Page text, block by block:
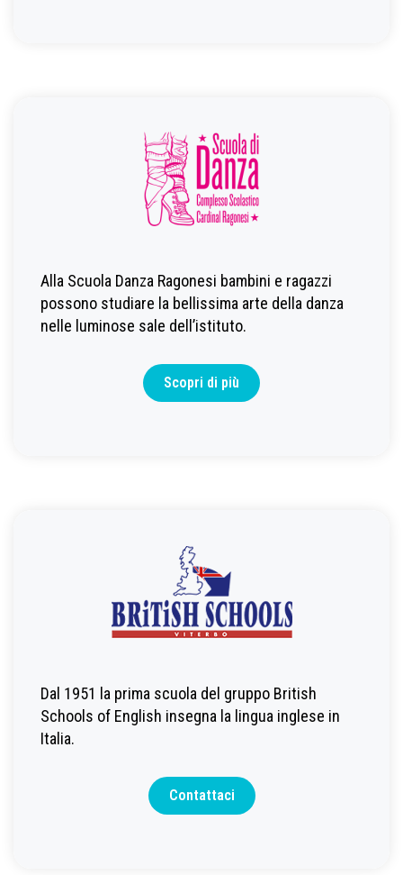
Alla Scuola Danza Ragonesi bambini e ragazzi
possono studiare la bellissima arte della danza
nelle luminose sale dell’istituto.
Scopri di più
Dal 1951 la prima scuola del gruppo British
Schools of English insegna la lingua inglese in
Italia.
Contattaci